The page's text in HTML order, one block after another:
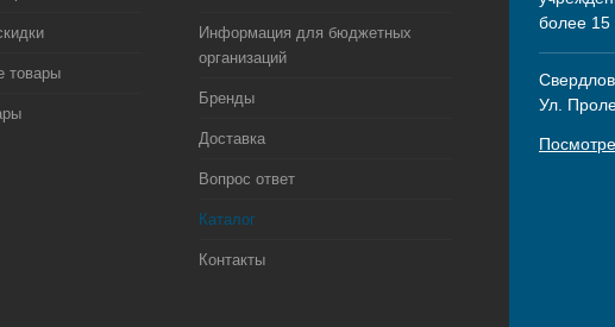
товары
Информация для бюджетных
организаций
Бренды
Доставка
Вопрос ответ
Каталог
Контакты
более 15
Ул.